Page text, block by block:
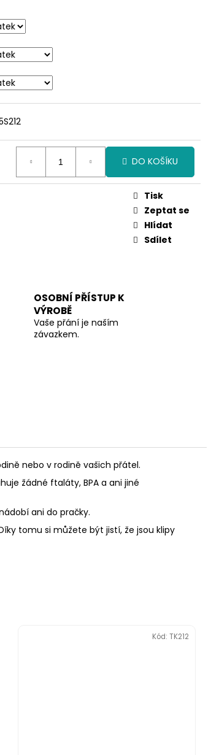
DO KOŠÍKU
Tisk
Zeptat se
Hlídat
Sdílet
OSOBNÍ PŘÍSTUP K
VÝROBĚ
Vaše přání je naším
závazkem.
nebo v rodině vašich přátel.
žádné ftaláty, BPA a ani jiné
ani do pračky.
tomu si můžete být jistí, že jsou klipy
Kód: TK212